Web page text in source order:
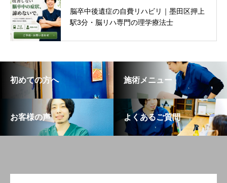
脳卒中後遺症の自費リハビリ｜墨田区押上
駅3分・脳リハ専門の理学療法士
初めての方へ 施術メニュー
お客様の声 よくあるご質問